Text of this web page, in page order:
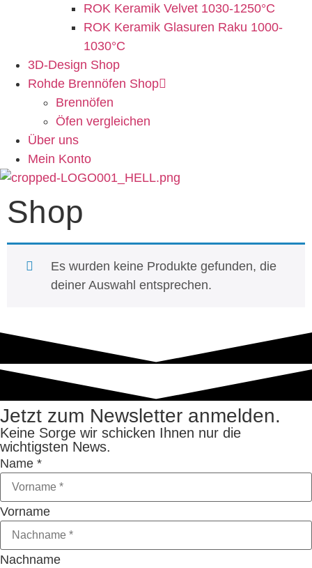
ROK Keramik Velvet 1030-1250°C
ROK Keramik Glasuren Raku 1000-
1030°C
3D-Design Shop
Rohde Brennöfen Shop
Brennöfen
Öfen vergleichen
Über uns
Mein Konto
Shop
Es wurden keine Produkte gefunden, die
deiner Auswahl entsprechen.
Jetzt zum Newsletter anmelden.
Keine Sorge wir schicken Ihnen nur die
wichtigsten News.
Name *
Vorname
Nachname